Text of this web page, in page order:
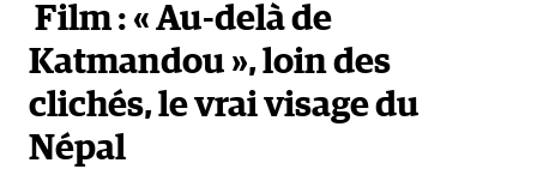
Film : « Au-delà de
Katmandou », loin des
clichés, le vrai visage du
Népal